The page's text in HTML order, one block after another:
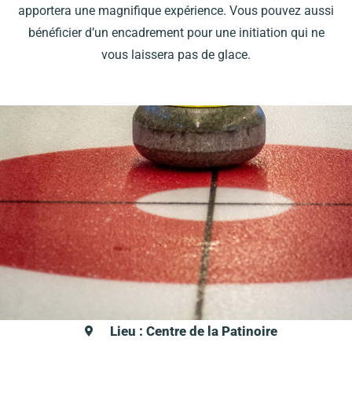
apportera une magnifique expérience. Vous pouvez aussi
bénéficier d’un encadrement pour une initiation qui ne
vous laissera pas de glace.
Lieu : Centre de la Patinoire